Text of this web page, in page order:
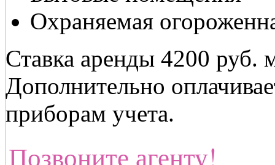
Охраняемая
Ставка аренды 4200
Дополнительно
приборам учета.
Позвоните агенту!